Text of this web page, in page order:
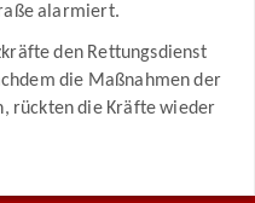
alarmiert.
den Rettungsdienst
die Maßnahmen der
rückten die Kräfte wieder